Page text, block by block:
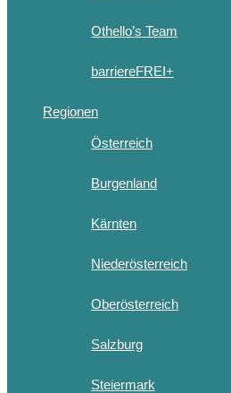
Othello’s Team
barriereFREI+
Regionen
Österreich
Burgenland
Kärnten
Niederösterreich
Oberösterreich
Salzburg
Steiermark